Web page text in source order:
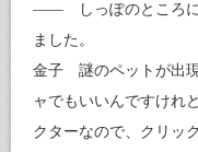
―― しっぽのところに
ました。
金子 謎のペットが出
ャでもいいんですけれ
クターなので、クリッ